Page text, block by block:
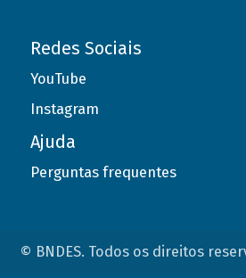
Redes Sociais
YouTube
Instagram
Ajuda
Perguntas frequentes
© BNDES. Todos os direitos